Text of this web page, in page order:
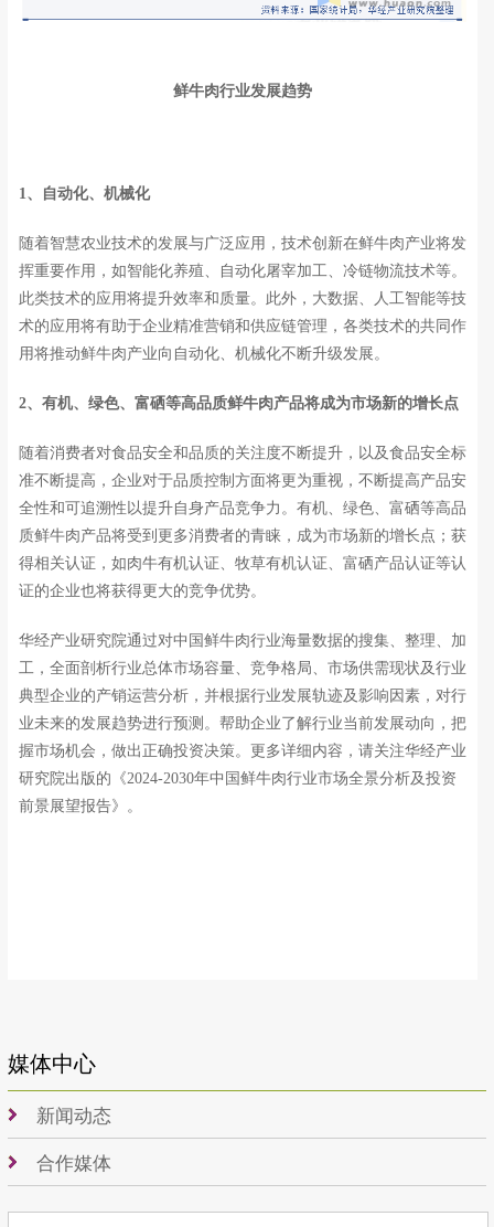
鲜牛肉行业发展趋势
1、自动化、机械化
随着智慧农业技术的发展与广泛应用，技术创新在鲜牛肉产业将发
挥重要作用，如智能化养殖、自动化屠宰加工、冷链物流技术等。
此类技术的应用将提升效率和质量。此外，大数据、人工智能等技
术的应用将有助于企业精准营销和供应链管理，各类技术的共同作
用将推动鲜牛肉产业向自动化、机械化不断升级发展。
2、有机、绿色、富硒等高品质鲜牛肉产品将成为市场新的增长点
随着消费者对食品安全和品质的关注度不断提升，以及食品安全标
准不断提高，企业对于品质控制方面将更为重视，不断提高产品安
全性和可追溯性以提升自身产品竞争力。有机、绿色、富硒等高品
质鲜牛肉产品将受到更多消费者的青睐，成为市场新的增长点；获
得相关认证，如肉牛有机认证、牧草有机认证、富硒产品认证等认
证的企业也将获得更大的竞争优势。
华经产业研究院通过对中国鲜牛肉行业海量数据的搜集、整理、加
工，全面剖析行业总体市场容量、竞争格局、市场供需现状及行业
典型企业的产销运营分析，并根据行业发展轨迹及影响因素，对行
业未来的发展趋势进行预测。帮助企业了解行业当前发展动向，把
握市场机会，做出正确投资决策。更多详细内容，请关注华经产业
研究院出版的《2024-2030年中国鲜牛肉行业市场全景分析及投资
前景展望报告》。
媒体中心
新闻动态
合作媒体